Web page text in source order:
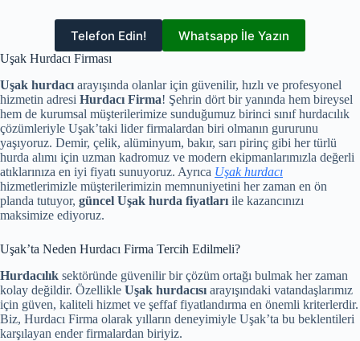
Telefon Edin! Whatsapp İle Yazın
Uşak Hurdacı Firması
Uşak hurdacı arayışında olanlar için güvenilir, hızlı ve profesyonel
hizmetin adresi Hurdacı Firma! Şehrin dört bir yanında hem bireysel
hem de kurumsal müşterilerimize sunduğumuz birinci sınıf hurdacılık
çözümleriyle Uşak’taki lider firmalardan biri olmanın gururunu
yaşıyoruz. Demir, çelik, alüminyum, bakır, sarı pirinç gibi her türlü
hurda alımı için uzman kadromuz ve modern ekipmanlarımızla değerli
atıklarınıza en iyi fiyatı sunuyoruz. Ayrıca Uşak hurdacı
hizmetlerimizle müşterilerimizin memnuniyetini her zaman en ön
planda tutuyor, güncel Uşak hurda fiyatları ile kazancınızı
maksimize ediyoruz.
Uşak’ta Neden Hurdacı Firma Tercih Edilmeli?
Hurdacılık sektöründe güvenilir bir çözüm ortağı bulmak her zaman
kolay değildir. Özellikle Uşak hurdacısı arayışındaki vatandaşlarımız
için güven, kaliteli hizmet ve şeffaf fiyatlandırma en önemli kriterlerdir.
Biz, Hurdacı Firma olarak yılların deneyimiyle Uşak’ta bu beklentileri
karşılayan ender firmalardan biriyiz.